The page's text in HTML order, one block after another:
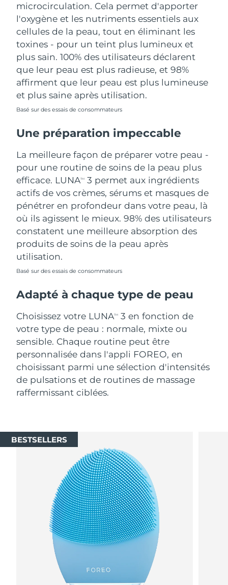
microcirculation. Cela permet d'apporter
l'oxygène et les nutriments essentiels aux
cellules de la peau, tout en éliminant les
toxines - pour un teint plus lumineux et
plus sain. 100% des utilisateurs déclarent
que leur peau est plus radieuse, et 98%
affirment que leur peau est plus lumineuse
et plus saine après utilisation.
Basé sur des essais de consommateurs
Une préparation impeccable
La meilleure façon de préparer votre peau -
pour une routine de soins de la peau plus
efficace. LUNATM
3 permet aux ingrédients
actifs de vos crèmes, sérums et masques de
pénétrer en profondeur dans votre peau, là
où ils agissent le mieux. 98% des utilisateurs
constatent une meilleure absorption des
produits de soins de la peau après
utilisation.
Basé sur des essais de consommateurs
Adapté à chaque type de peau
Choisissez votre LUNATM
3 en fonction de
votre type de peau : normale, mixte ou
sensible. Chaque routine peut être
personnalisée dans l'appli FOREO, en
choisissant parmi une sélection d'intensités
de pulsations et de routines de massage
raffermissant ciblées.
BESTSELLERS